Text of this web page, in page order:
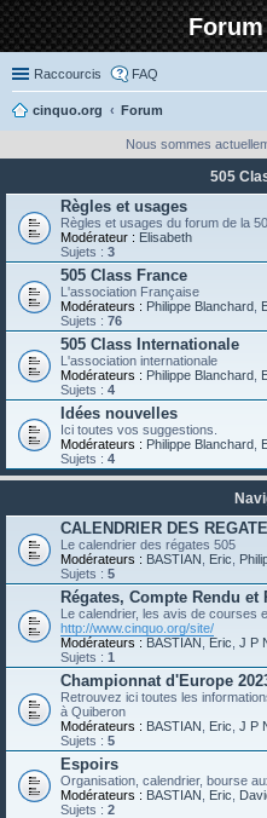
Raccourcis FAQ
cinquo.org
Forum
Nous sommes
505
Règles et usages
Règles et usages du forum de la
Modérateur : Elisabeth
Sujets : 3
505 Class France
L'association Française
Modérateurs : Philippe Blanchard
Sujets : 76
505 Class Internationale
L'association internationale
Modérateurs : Philippe Blanchard
Sujets : 4
Idées nouvelles
Ici toutes vos suggestions.
Modérateurs : Philippe Blanchard
Sujets : 4
CALENDRIER DES
Le calendrier des régates 505
Modérateurs : BASTIAN Eric
Sujets : 5
Régates, Compte Rendu et
Le calendrier, les avis de courses
http://www.cinquo.org/site/
Modérateurs : BASTIAN Eric J P
Sujets : 1
Championnat d'Europe
Retrouvez ici toutes les
à Quiberon
Modérateurs : BASTIAN Eric J P
Sujets : 5
Espoirs
Organisation, calendrier, bourse
Modérateurs : BASTIAN Eric
Sujets : 2